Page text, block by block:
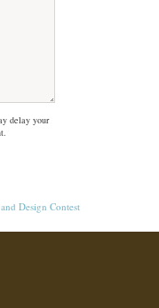
delay your
and Design Contest